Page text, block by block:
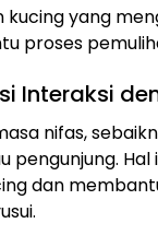
kucing yang
proses
Interaksi
nifas,
pengunjung.
dan